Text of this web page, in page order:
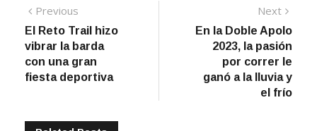
Navegación
de
entradas
Previous
post:
El Reto Trail hizo
vibrar la barda
con una gran
fiesta deportiva
Next
post:
En la Doble Apolo
2023, la pasión
por correr le
ganó a la lluvia y
el frío